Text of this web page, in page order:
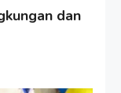
dan